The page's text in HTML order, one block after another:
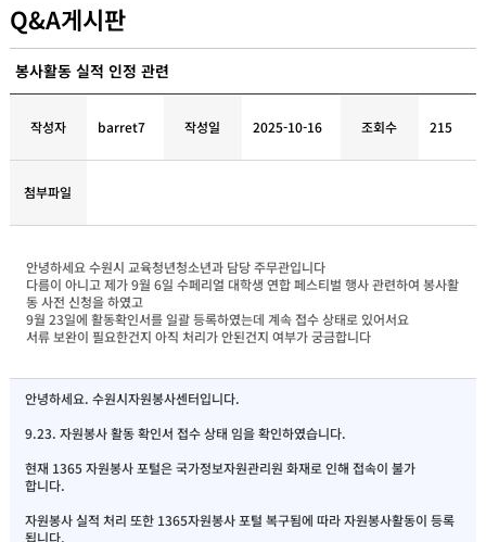
Q&A게시판
봉사활동 실적 인정 관련
작성자 barret7 작성일 2025-10-16 조회수 215
첨부파일
안녕하세요 수원시 교육청년청소년과 담당 주무관입니다
다름이 아니고 제가 9월 6일 수페리얼 대학생 연합 페스티벌 행사 관련하여 봉사활
동 사전 신청을 하였고
9월 23일에 활동확인서를 일괄 등록하였는데 계속 접수 상태로 있어서요
서류 보완이 필요한건지 아직 처리가 안된건지 여부가 궁금합니다
안녕하세요. 수원시자원봉사센터입니다.
9.23. 자원봉사 활동 확인서 접수 상태 임을 확인하였습니다.
현재 1365 자원봉사 포털은 국가정보자원관리원 화재로 인해 접속이 불가
합니다.
자원봉사 실적 처리 또한 1365자원봉사 포털 복구됨에 따라 자원봉사활동이 등록
됩니다.